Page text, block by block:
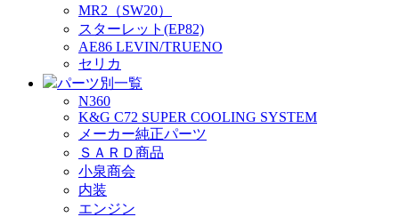
MR2（SW20）
スターレット(EP82)
AE86 LEVIN/TRUENO
セリカ
パーツ別一覧
N360
K&G C72 SUPER COOLING SYSTEM
メーカー純正パーツ
ＳＡＲＤ商品
小泉商会
内装
エンジン